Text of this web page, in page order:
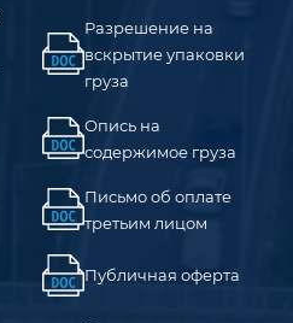
Разрешение на
вскрытие упаковки
груза
Опись на
содержимое груза
Письмо об оплате
третьим лицом
Публичная оферта